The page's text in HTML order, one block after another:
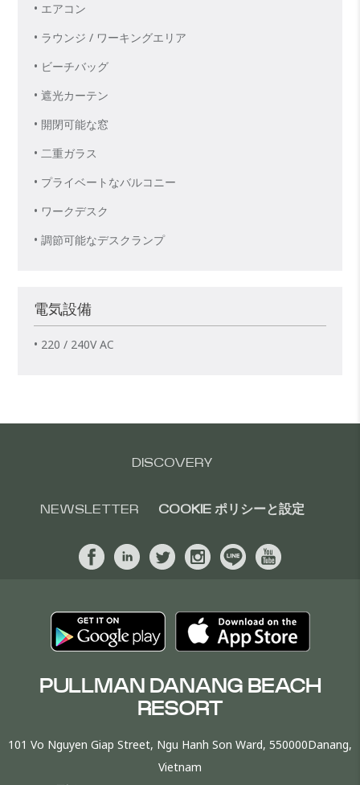
• エアコン
• ラウンジ / ワーキングエリア
• ビーチバッグ
• 遮光カーテン
• 開閉可能な窓
• 二重ガラス
• プライベートなバルコニー
• ワークデスク
• 調節可能なデスクランプ
電気設備
• 220 / 240V AC
DISCOVERY
NEWSLETTER COOKIE ポリシーと設定
PULLMAN DANANG BEACH
RESORT
101 Vo Nguyen Giap Street, Ngu Hanh Son Ward, 550000Danang,
Vietnam